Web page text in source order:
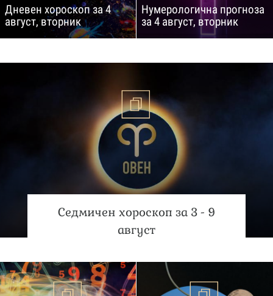
Дневен хороскоп за 4
август, вторник
Нумерологична прогноза
за 4 август, вторник
Седмичен хороскоп за 3 - 9
август